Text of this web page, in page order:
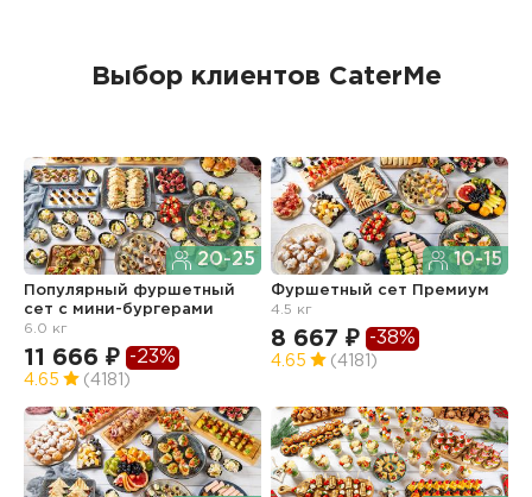
Выбор клиентов CaterMe
20-25
Популярный фуршетный
сет c мини-бургерами
6.0 кг
11 666 ₽ -23%
4.65 (4181)
10-15
Фуршетный сет Премиум
4.5 кг
8 667 ₽ -38%
4.65 (4181)